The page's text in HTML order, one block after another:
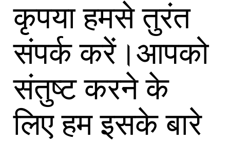
कृपया हमसे तुरंत
संपर्क करें।आपको
संतुष्ट करने के
लिए हम इसके बारे